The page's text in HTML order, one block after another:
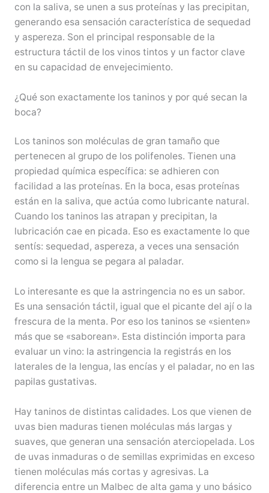
con la saliva, se unen a sus proteínas y las precipitan,
generando esa sensación característica de sequedad
y aspereza. Son el principal responsable de la
estructura táctil de los vinos tintos y un factor clave
en su capacidad de envejecimiento.
¿Qué son exactamente los taninos y por qué secan la
boca?
Los taninos son moléculas de gran tamaño que
pertenecen al grupo de los polifenoles. Tienen una
propiedad química específica: se adhieren con
facilidad a las proteínas. En la boca, esas proteínas
están en la saliva, que actúa como lubricante natural.
Cuando los taninos las atrapan y precipitan, la
lubricación cae en picada. Eso es exactamente lo que
sentís: sequedad, aspereza, a veces una sensación
como si la lengua se pegara al paladar.
Lo interesante es que la astringencia no es un sabor.
Es una sensación táctil, igual que el picante del ají o la
frescura de la menta. Por eso los taninos se «sienten»
más que se «saborean». Esta distinción importa para
evaluar un vino: la astringencia la registrás en los
laterales de la lengua, las encías y el paladar, no en las
papilas gustativas.
Hay taninos de distintas calidades. Los que vienen de
uvas bien maduras tienen moléculas más largas y
suaves, que generan una sensación aterciopelada. Los
de uvas inmaduras o de semillas exprimidas en exceso
tienen moléculas más cortas y agresivas. La
diferencia entre un Malbec de alta gama y uno básico